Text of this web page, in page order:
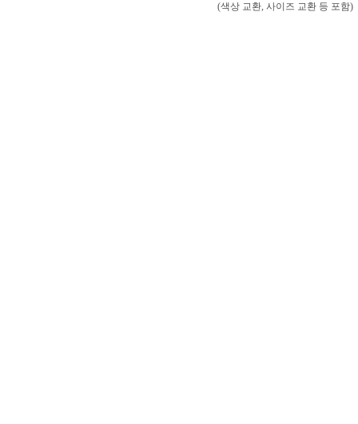
(색상 교환, 사이즈 교환 등 포함)